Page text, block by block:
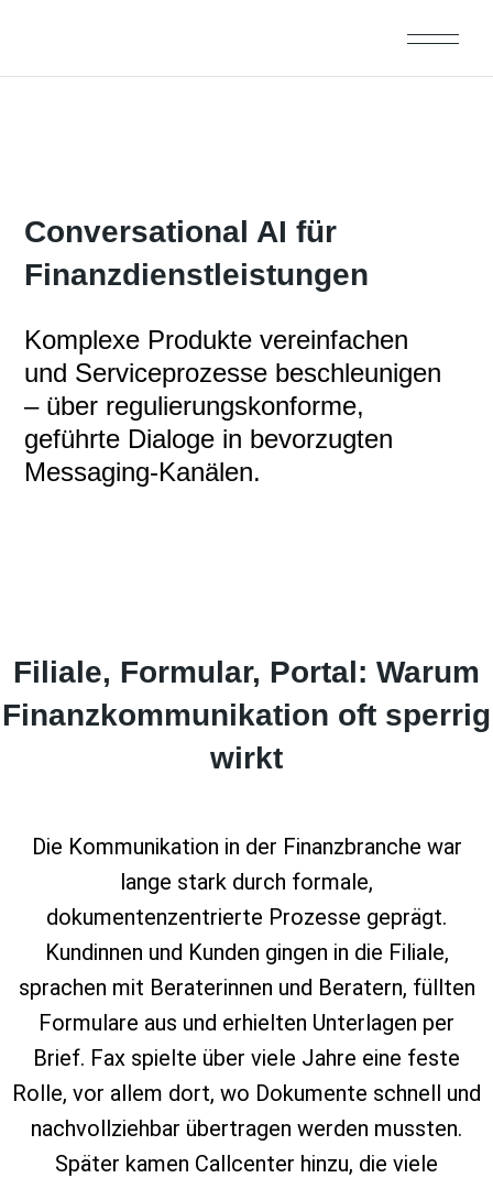
Conversational AI für
Finanzdienstleistungen
Komplexe Produkte vereinfachen
und Serviceprozesse beschleunigen
– über regulierungskonforme,
geführte Dialoge in bevorzugten
Messaging-Kanälen.
Filiale, Formular, Portal: Warum
Finanzkommunikation oft sperrig
wirkt
Die Kommunikation in der Finanzbranche war
lange stark durch formale,
dokumentenzentrierte Prozesse geprägt.
Kundinnen und Kunden gingen in die Filiale,
sprachen mit Beraterinnen und Beratern, füllten
Formulare aus und erhielten Unterlagen per
Brief. Fax spielte über viele Jahre eine feste
Rolle, vor allem dort, wo Dokumente schnell und
nachvollziehbar übertragen werden mussten.
Später kamen Callcenter hinzu, die viele